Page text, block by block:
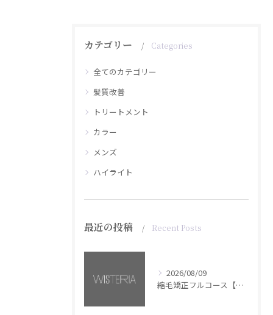
カテゴリー Categories
全てのカテゴリー
髪質改善
トリートメント
カラー
メンズ
ハイライト
最近の投稿 Recent Posts
2026/08/09
縮毛矯正フルコース【銀座・美容室WISTERIA】